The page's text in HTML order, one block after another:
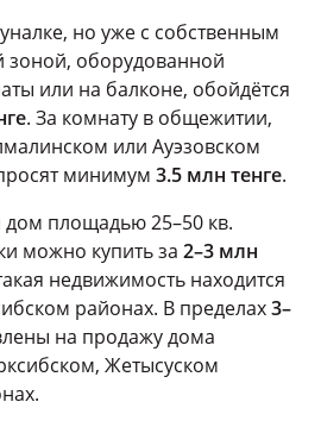
но уже с собственным
зоной, оборудованной
или на балконе, обойдётся
. За комнату в общежитии,
или Ауэзовском
минимум 3.5 млн тенге.
площадью 25–50 кв.
можно купить за 2–3 млн
недвижимость находится
районах. В пределах3–
на продажу дома
Жетысуском